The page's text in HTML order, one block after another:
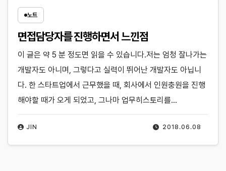
노트
면접담당자를 진행하면서 느낀점
2018.06.08
JIN
이 글은 약 5 분 정도면 읽을 수 있습니다.저는 엄청 잘나가는
개발자도 아니며, 그렇다고 실력이 뛰어난 개발자도 아닙니
다. 한 스타트업에서 근무했을 때, 회사에서 인원충원을 진행
해야할 때가 오게 되었고, 그나마 업무히스토리를…